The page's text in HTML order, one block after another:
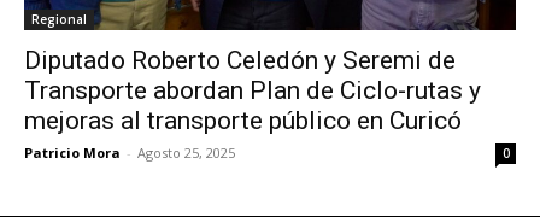
Regional
Diputado Roberto Celedón y Seremi de
Transporte abordan Plan de Ciclo-rutas y
mejoras al transporte público en Curicó
Patricio Mora - Agosto 25, 2025 0